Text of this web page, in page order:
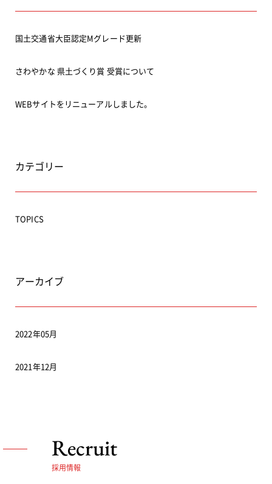
国土交通省大臣認定Mグレード更新
さわやかな 県土づくり賞 受賞について
WEBサイトをリニューアルしました。
カテゴリー
TOPICS
アーカイブ
2022年05月
2021年12月
Recruit
採用情報